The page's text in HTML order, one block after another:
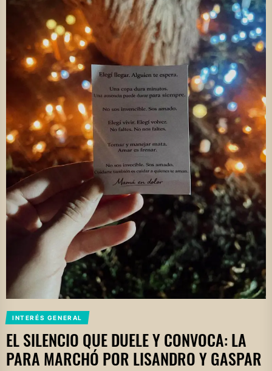
INTERÉS GENERAL
EL SILENCIO QUE DUELE Y CONVOCA: LA
PARA MARCHÓ POR LISANDRO Y GASPAR